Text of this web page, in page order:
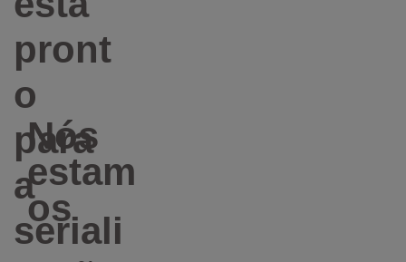
pront
o
para
a
seriali
Nós
estam
os